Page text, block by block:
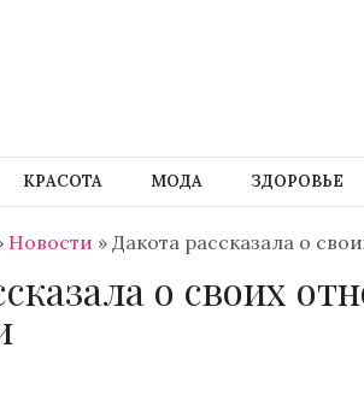
КРАСОТА МОДА ЗДОРОВЬЕ
Новости » Дакота рассказала о
о своих